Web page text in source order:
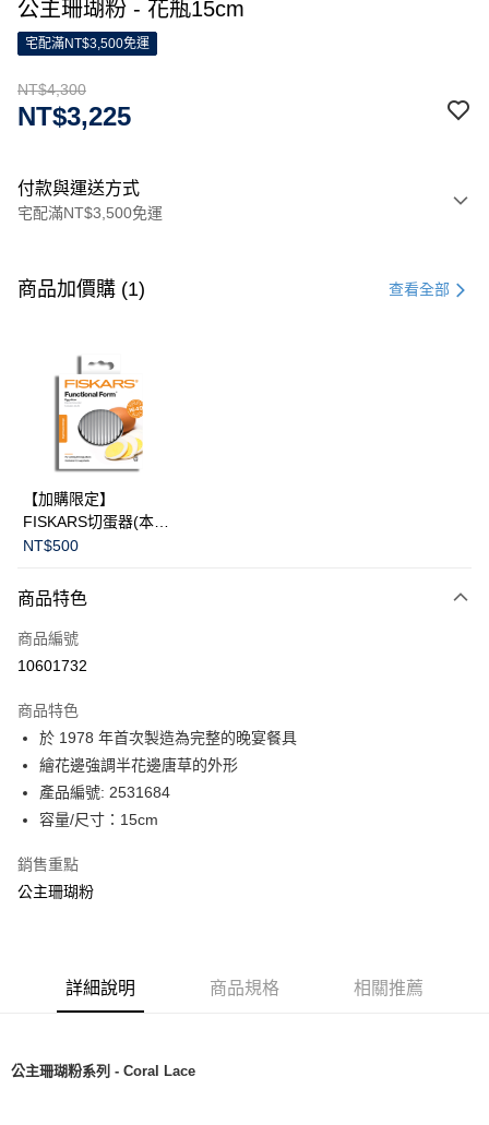
公主珊瑚粉 - 花瓶15cm
宅配滿NT$3,500免運
NT$4,300
NT$3,225
付款與運送方式
宅配滿NT$3,500免運
信用卡一次付款
3 期 0 利率 每期
合作金庫商業銀行
華南商業銀行
上海商業儲蓄銀行
國泰世華商業銀行
臺灣中小企業銀行
匯豐（台灣）商業銀行
聯邦商業銀行
元大商業銀行
台新國際商業銀行
LINE Pay
Apple Pay
運送方式
黑貓宅急便
商品加價購 (1) 查看全部
【加購限定】
FISKARS切蛋器(本商
品不提供破損保證)
NT$500
商品特色
商品編號
10601732
商品特色
於 1978 年首次製造為完整的晚宴餐具
繪花邊強調半花邊唐草的外形
產品編號: 2531684
容量/尺寸：15cm
銷售重點
公主珊瑚粉
詳細說明 商品規格 相關推薦
公主珊瑚粉系列 - Coral Lace